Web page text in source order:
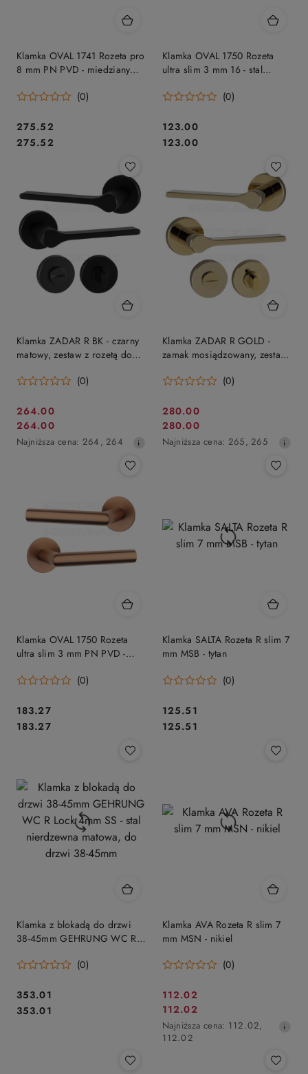
Klamka OVAL 1741 Rozeta pro
8 mm PN PVD - miedziany
(0)
Cena:
275.52
Cena:
275.52
Klamka OVAL 1750 Rozeta
ultra slim 3 mm 16 - stal
(0)
Cena:
123.00
Cena:
123.00
Klamka ZADAR R BK - czarny
matowy, zestaw z rozetą do
(0)
Cena
promocyjna:
264.00
Cena
promocyjna:
264.00
Najniższa
obniżką
Najniższa cena: 264 , 264
Klamka ZADAR R GOLD -
zamak mosiądzowany, zestaw
(0)
Cena
promocyjna:
280.00
Cena
promocyjna:
280.00
Najniższa
Najniższa cena: 265, 265
Klamka OVAL 1750 Rozeta
ultra slim 3 mm PN PVD -
(0)
Cena:
183.27
Cena:
183.27
Klamka SALTA Rozeta R slim 7
mm MSB - tytan
(0)
Cena:
125.51
Cena:
125.51
Klamka z blokadą do drzwi
38-45mm GEHRUNG WC R
nierdzewna matowa, do drzwi
(0)
Cena:
353.01
Cena:
353.01
Klamka AVA Rozeta R slim 7
mm MSN - nikiel
(0)
Cena
promocyjna:
112.02
Cena
promocyjna:
112.02
Najniższa
cena
Najniższa cena: 112.02,
112.02